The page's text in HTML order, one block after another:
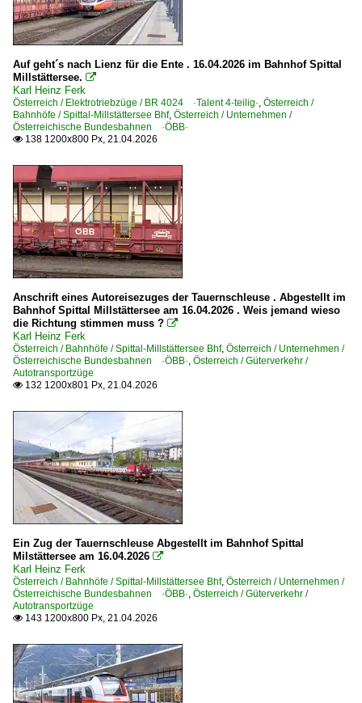
BR 1116 ·ES 64 U2· Taurus
BR 1116 ·ES 64 U2· Taurus railjet
BR 1141
BR 1144
BR 1216 · E 190 ·ES 64 U4· Taurus
BR 1293 ·Vectron MS·
BR 1822 'Brennerlok'
E-Loks | Altbau
BR 1161
BR 1245
Elektrotriebzüge
BR 4023 ·Talent 3-teilig·
BR 4024 ·Talent 4-teilig·
BR 4042.01-02 · B4VS 6546 · BBÖ ET 11-12
BR 4746 ·Desiro ML·
Galerien
Experimente - Anders gesehen
Lienzer Südbahn-Tage
Wendezug-Garnituren
Güterverkehr
Kombiverkehr-/Sattelauflieger-Züge
Schwertransporte
Auf geht´s nach Lienz für die Ente . 16.04.2026 im Bahnhof Spittal
Millstättersee. 
Karl Heinz Ferk
Österreich / Elektrotriebzüge / BR 4024 ·Talent 4-teilig·, Österreich /
Bahnhöfe / Spittal-Millstättersee Bhf, Österreich / Unternehmen /
Österreichische Bundesbahnen ·ÖBB·
 138 1200x800 Px, 21.04.2026
Anschrift eines Autoreisezuges der Tauernschleuse . Abgestellt im
Bahnhof Spittal Millstättersee am 16.04.2026 . Weis jemand wieso
die Richtung stimmen muss ? 
Karl Heinz Ferk
Österreich / Bahnhöfe / Spittal-Millstättersee Bhf, Österreich / Unternehmen /
Österreichische Bundesbahnen ·ÖBB·, Österreich / Güterverkehr /
Autotransportzüge
 132 1200x801 Px, 21.04.2026
Ein Zug der Tauernschleuse Abgestellt im Bahnhof Spittal
Milstättersee am 16.04.2026 
Karl Heinz Ferk
Österreich / Bahnhöfe / Spittal-Millstättersee Bhf, Österreich / Unternehmen /
Österreichische Bundesbahnen ·ÖBB·, Österreich / Güterverkehr /
Autotransportzüge
 143 1200x800 Px, 21.04.2026